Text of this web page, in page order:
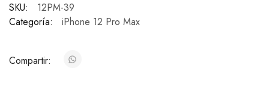
SKU:
12PM-39
Categoría:
iPhone 12 Pro Max
Compartir: